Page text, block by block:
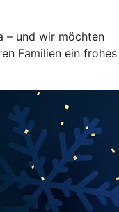
– und wir möchten
Familien ein frohes